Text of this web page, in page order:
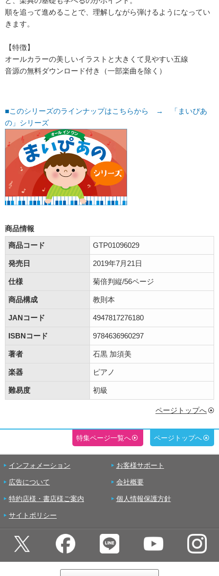
順を追って進めることで、理解しながら弾けるようになってい
きます。
【特徴】
オールカラーの美しいイラストと大きくて見やすい五線
音源の無料ダウンロード付き（一部楽曲を除く）
■このシリーズのラインナップはこちらから → 「まいぴあ
の」シリーズ
商品情報
商品コード
GTP01096029
発売日 2019年7月21日
仕様 菊倍判縦/56ページ
商品構成 教則本
JANコード 4947817276180
ISBNコード 9784636960297
著者 石黒 加須美
楽器 ピアノ
難易度 初級
ページトップへ
特集ページ一覧へ ページトップへ
インフォメーション お客様サポート
広告について 会社概要
特約店様・書店様ご案内 個人情報保護方針
サイトポリシー